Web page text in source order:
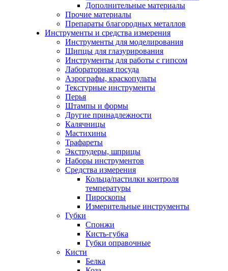
Дополнительные материалы
Прочие материалы
Препараты благородных металлов
Инструменты и средства измерения
Инструменты для моделирования
Щипцы для глазурирования
Инструменты для работы с гипсом
Лабораторная посуда
Аэрографы, краскопульты
Текстурные инструменты
Перья
Штампы и формы
Другие принадлежности
Калячницы
Мастихины
Трафареты
Экструдеры, шприцы
Наборы инструментов
Средства измерения
Кольца/пастилки контроля
температуры
Пироскопы
Измерительные инструменты
Губки
Спонжи
Кисть-губка
Губки оправочные
Кисти
Белка